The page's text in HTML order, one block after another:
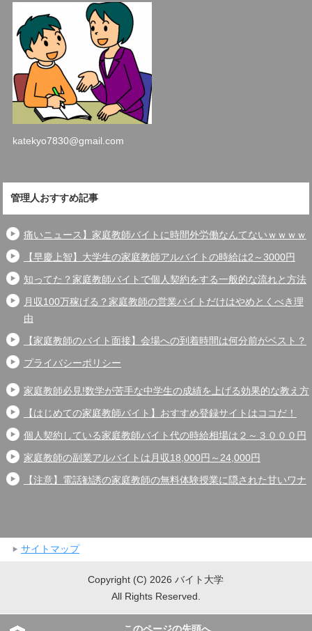
katekyo7830@gmail.com
管理人おすすめ記事
痛いニュース】家庭教師バイトに時間外労働なんてないｗｗｗｗ
【早慶上智】大学生の家庭教師アルバイトの時給は2～3000円
知ってた？家庭教師バイトで個人契約をする一般的な流れと方法
月収100万稼げる？家庭教師の営業バイトだけはやめとくべき理
由
【家庭教師のバイト面接】会場への到着時間は何分前がベスト？
プライバシーポリシー
家庭教師必見!数学が苦手な中学生の成績を上げる効果的な教え方
【はじめての家庭教師バイト】おすすめ登録サイトはココだ！
個人契約している家庭教師バイト代の時給相場は２～３０００円
家庭教師の副業アルバイトは月収18,000円～24,000円
【注意】電話勧誘の家庭教師の無料体験授業に隠された甘いワナ
サイトマップ
Copyright (C) 2026 バイト大学
All Rights Reserved.